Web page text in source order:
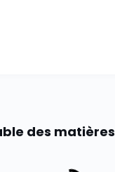
des matières